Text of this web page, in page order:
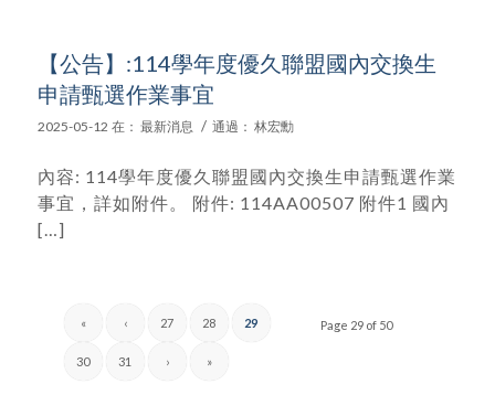
【公告】:114學年度優久聯盟國內交換生
申請甄選作業事宜
2025-05-12 在： 最新消息 / 通過： 林宏勳
內容: 114學年度優久聯盟國內交換生申請甄選作業
事宜，詳如附件。 附件: 114AA00507 附件1 國內
[…]
Page 29 of 50
« ‹ 27 28 29
30 31 › »